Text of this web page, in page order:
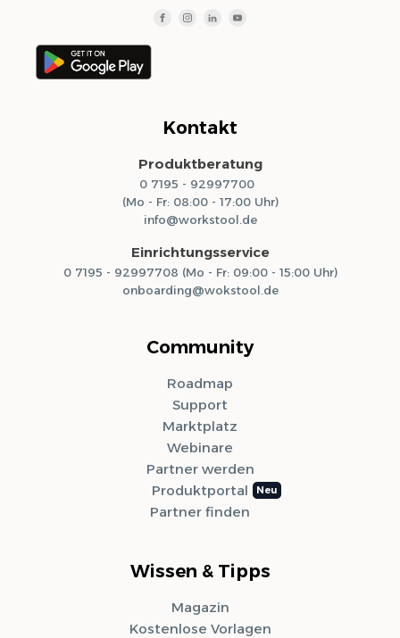
Kontakt
Produktberatung
0 7195 - 92997700
(Mo - Fr: 08:00 - 17:00 Uhr)
info@workstool.de
Einrichtungsservice
0 7195 - 92997708 (Mo - Fr: 09:00 - 15:00 Uhr)
onboarding@wokstool.de
Community
Roadmap
Support
Marktplatz
Webinare
Partner werden
Produktportal
Partner finden
Wissen & Tipps
Magazin
Kostenlose Vorlagen